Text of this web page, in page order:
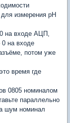
измерения pH
на входе АЦП,
0 на входе
потом уже
время где
0805 номиналом
параллельно
шум номинал